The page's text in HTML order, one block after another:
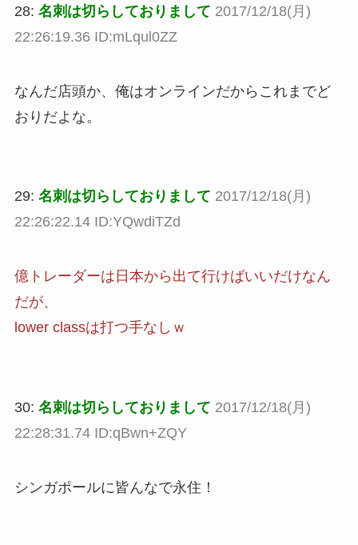
28: 名刺は切らしておりまして 2017/12/18(月)
22:26:19.36 ID:mLqul0ZZ
なんだ店頭か、俺はオンラインだからこれまでど
おりだよな。
29: 名刺は切らしておりまして 2017/12/18(月)
22:26:22.14 ID:YQwdiTZd
億トレーダーは日本から出て行けばいいだけなん
だが、
lower classは打つ手なしｗ
30: 名刺は切らしておりまして 2017/12/18(月)
22:28:31.74 ID:qBwn+ZQY
シンガポールに皆んなで永住！